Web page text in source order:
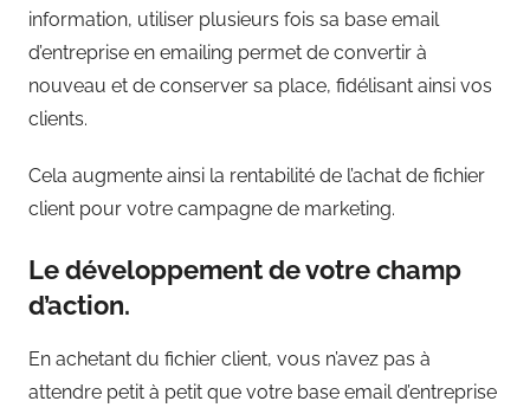
information, utiliser plusieurs fois sa base email
d’entreprise en emailing permet de convertir à
nouveau et de conserver sa place, fidélisant ainsi vos
clients.
Cela augmente ainsi la rentabilité de l’achat de fichier
client pour votre campagne de marketing.
Le développement de votre champ
d’action.
En achetant du fichier client, vous n’avez pas à
attendre petit à petit que votre base email d’entreprise